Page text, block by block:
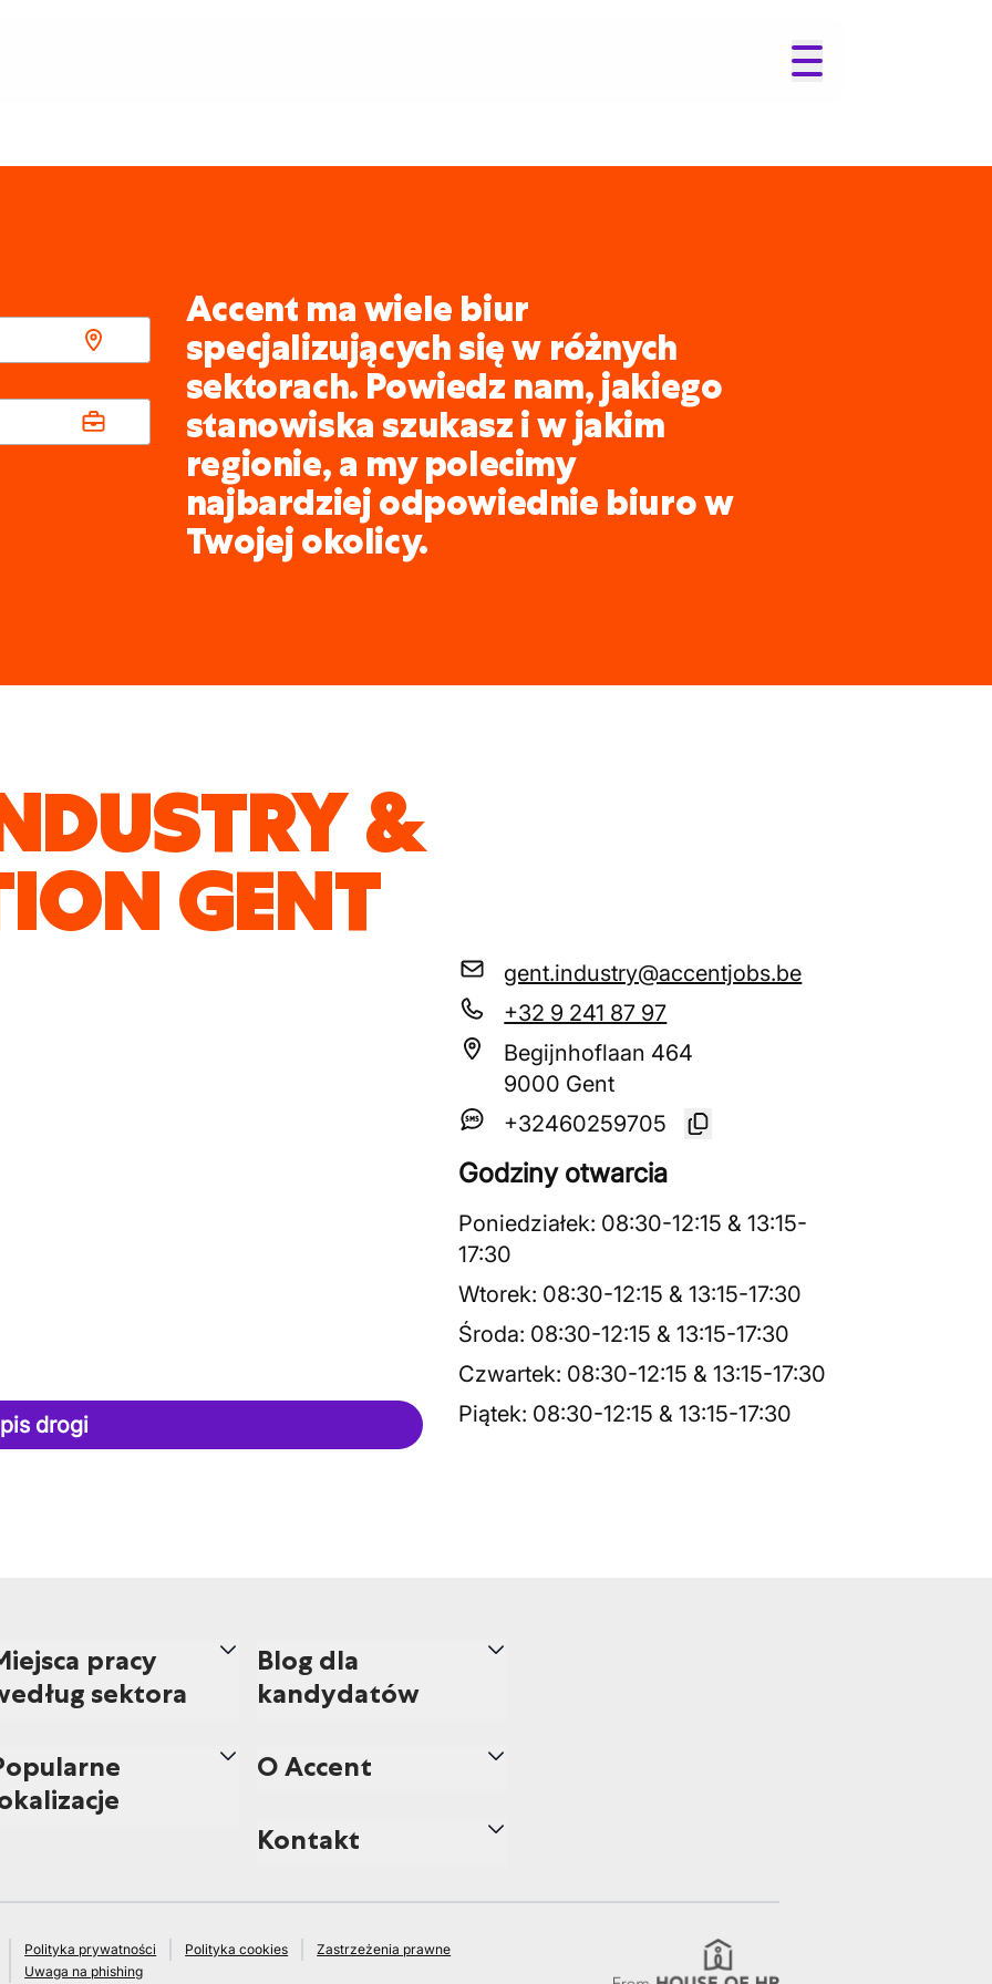
Accent ma wiele biur
specjalizujących się w różnych
sektorach. Powiedz nam, jakiego
stanowiska szukasz i w jakim
regionie, a my polecimy
najbardziej odpowiednie biuro w
Twojej okolicy.
&
GENT
drogi
gent.industry@accentjobs.be
+32 9 241 87 97
Begijnhoflaan 464
9000 Gent
+32460259705
Godziny otwarcia
Poniedziałek: 08:30-12:15 &13:15-
17:30
Wtorek: 08:30-12:15 &13:15-17:30
Środa: 08:30-12:15 &13:15-17:30
Czwartek: 08:30-12:15 &13:15-17:30
Piątek: 08:30-12:15 &13:15-17:30
pracy
sektora
Blog dla
kandydatów
O Accent
Kontakt
Polityka prywatności Polityka cookies
Zastrzeżenia prawne
Uwaga na phishing